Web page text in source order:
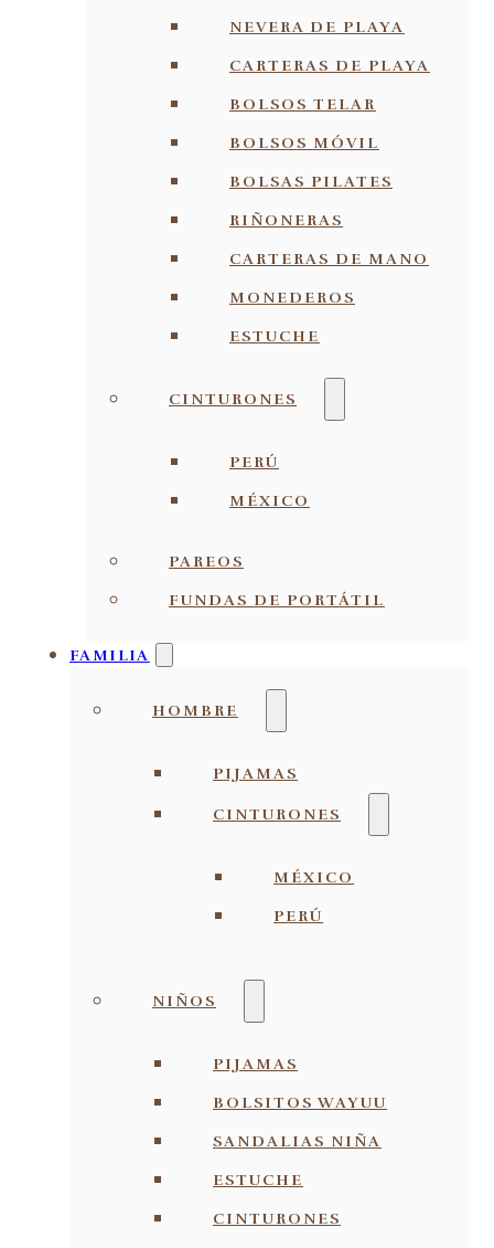
NEVERA DE PLAYA
CARTERAS DE PLAYA
BOLSOS TELAR
BOLSOS MÓVIL
BOLSAS PILATES
RIÑONERAS
CARTERAS DE MANO
MONEDEROS
ESTUCHE
CINTURONES
PERÚ
MÉXICO
PAREOS
FUNDAS DE PORTÁTIL
FAMILIA
HOMBRE
PIJAMAS
CINTURONES
MÉXICO
PERÚ
NIÑOS
PIJAMAS
BOLSITOS WAYUU
SANDALIAS NIÑA
ESTUCHE
CINTURONES